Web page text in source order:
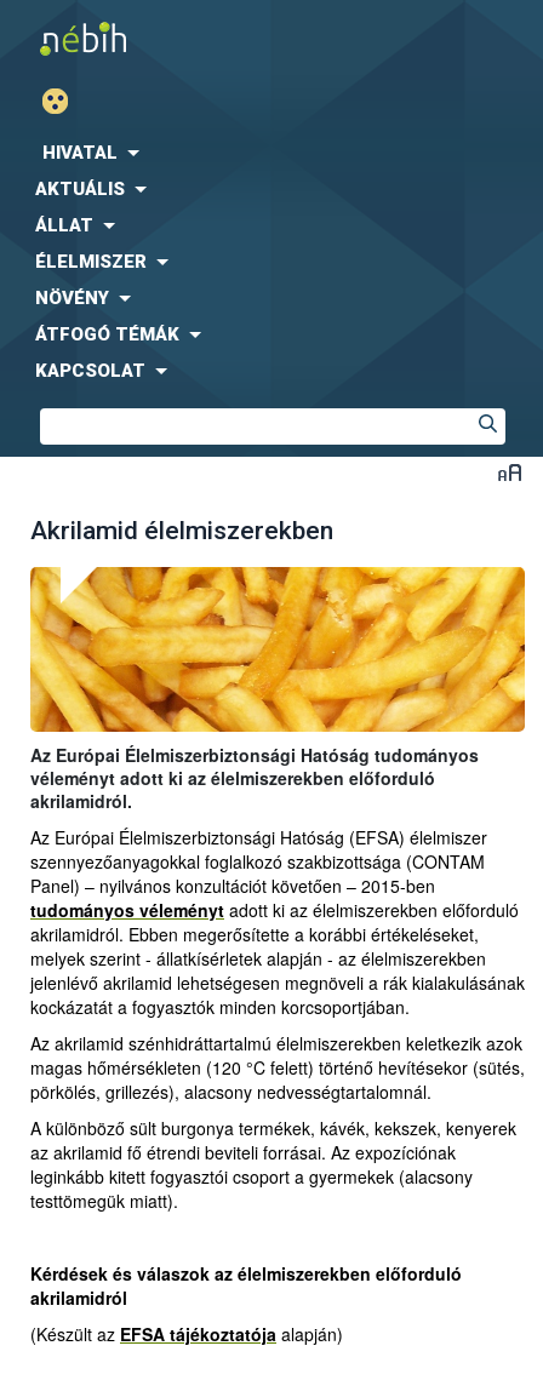
HIVATAL
AKTUÁLIS
ÁLLAT
ÉLELMISZER
NÖVÉNY
ÁTFOGÓ TÉMÁK
KAPCSOLAT
Akrilamid élelmiszerekben
Az Európai Élelmiszerbiztonsági Hatóság tudományos
véleményt adott ki az élelmiszerekben előforduló
akrilamidról.
Az Európai Élelmiszerbiztonsági Hatóság (EFSA) élelmiszer
szennyezőanyagokkal foglalkozó szakbizottsága (CONTAM
Panel) – nyilvános konzultációt követően – 2015-ben
tudományos véleményt adott ki az élelmiszerekben előforduló
akrilamidról. Ebben megerősítette a korábbi értékeléseket,
melyek szerint - állatkísérletek alapján - az élelmiszerekben
jelenlévő akrilamid lehetségesen megnöveli a rák kialakulásának
kockázatát a fogyasztók minden korcsoportjában.
Az akrilamid szénhidráttartalmú élelmiszerekben keletkezik azok
magas hőmérsékleten (120 °C felett) történő hevítésekor (sütés,
pörkölés, grillezés), alacsony nedvességtartalomnál.
A különböző sült burgonya termékek, kávék, kekszek, kenyerek
az akrilamid fő étrendi beviteli forrásai. Az expozíciónak
leginkább kitett fogyasztói csoport a gyermekek (alacsony
testtömegük miatt).
Kérdések és válaszok az élelmiszerekben előforduló
akrilamidról
(Készült az EFSA tájékoztatója alapján)